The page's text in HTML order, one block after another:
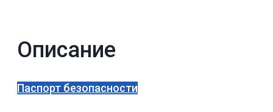
Описание
Паспорт безопасности